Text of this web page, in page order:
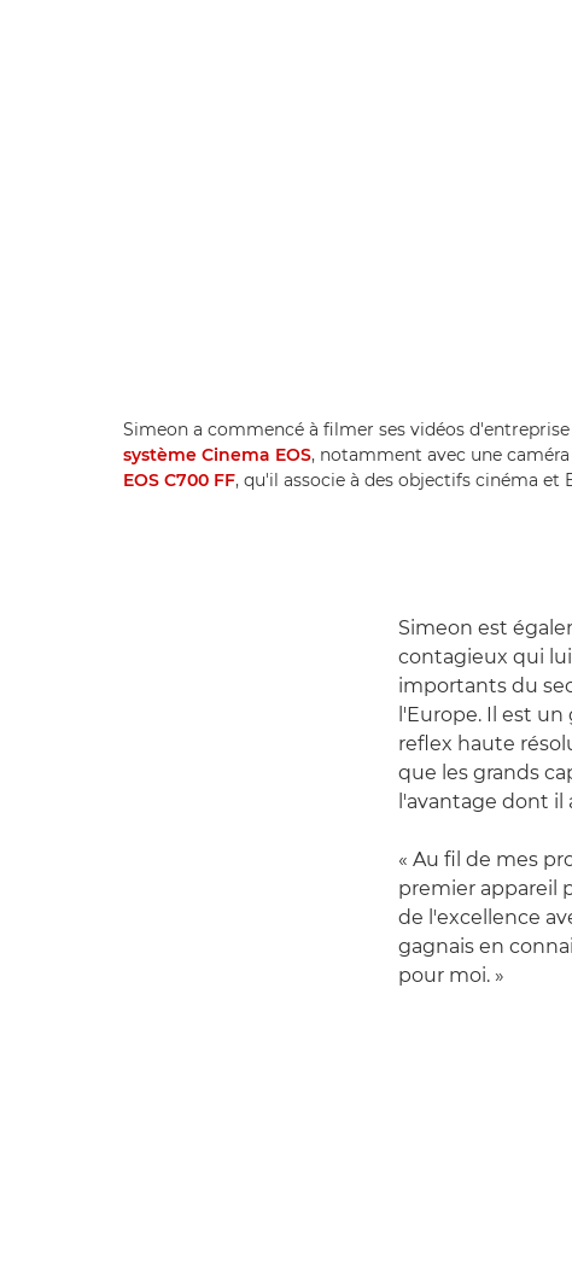
Simeon a commencé à filmer ses vidéos
système Cinema EOS, notamment avec une caméra
EOS C700 FF, qu'il associe à des objectifs cinéma et
Simeon est
contagieux qui
importants du
l'Europe. Il est
reflex haute
que les grands
l'avantage dont
« Au fil de mes
premier appareil
de l'excellence
gagnais en
pour moi. »